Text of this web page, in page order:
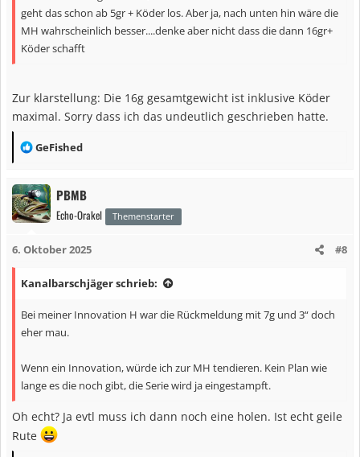
geht das schon ab 5gr + Köder los. Aber ja, nach unten hin wäre die
MH wahrscheinlich besser....denke aber nicht dass die dann 16gr+
Köder schafft
Zur klarstellung: Die 16g gesamtgewicht ist inklusive Köder
maximal. Sorry dass ich das undeutlich geschrieben hatte.
R
a
k
t
o
e
:
GeFished
PBMB
Echo-Orakel Themenstarter
6. Oktober 2025 #8
Kanalbarschjäger schrieb:
Bei meiner Innovation H war die Rückmeldung mit 7g und 3“ doch
eher mau.
Wenn ein Innovation, würde ich zur MH tendieren. Kein Plan wie
lange es die noch gibt, die Serie wird ja eingestampft.
Oh echt? Ja evtl muss ich dann noch eine holen. Ist echt geile
Rute